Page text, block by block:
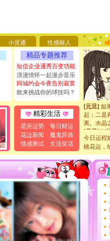
小灵通 性感丽人
精品专题推荐
短信企业通秀百变功能
浪漫情怀一起漫步音乐
同城约会今夜告别寂寞
敢来挑战你的球技吗？
精彩生活
星座运势
每日财运
花边新闻
魔鬼辞典
情感测试
生活笑话
[圣诞节]
能正大光
天都要快
[圣诞节]
如意,快
[元旦]看
断电。爱
你是我专
[元旦] 如
起；二是
离。水晶
[元旦] 当
泣，这痛
卖了。水
[春节]风
颜！冬去
道一声
[春节]传
片叶子
送你一
[圣诞节]
你太多
要平安
[圣诞节]
能正大
今日运程
桃花运，